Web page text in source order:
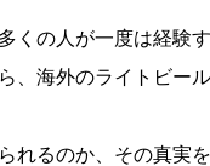
くの人が一度は経験
、海外のライトビー
れるのか、その真実